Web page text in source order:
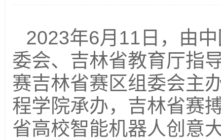
2023年6月 11 日，由
委会、吉林省教育厅指
赛吉林省赛区组委会主
程学院承办，吉林省赛
省高校智能机器人创意